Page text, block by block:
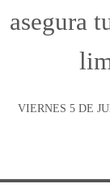
asegura
VIERNES 5 DE